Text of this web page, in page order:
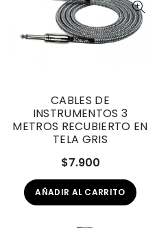
CABLES DE
INSTRUMENTOS 3
METROS RECUBIERTO EN
TELA GRIS
$7.900
AÑADIR AL CARRITO